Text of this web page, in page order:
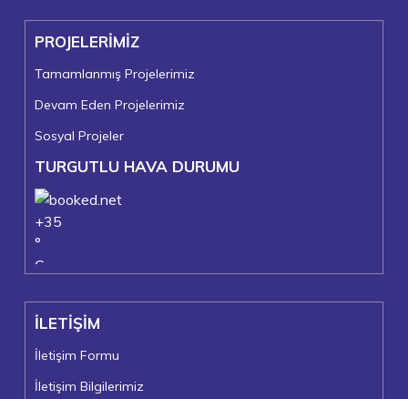
PROJELERİMİZ
Tamamlanmış Projelerimiz
Devam Eden Projelerimiz
Sosyal Projeler
TURGUTLU HAVA DURUMU
+35
°
C
+23°
Turgutlu
Cumartesi, 08
İLETİŞİM
İletişim Formu
İletişim Bilgilerimiz